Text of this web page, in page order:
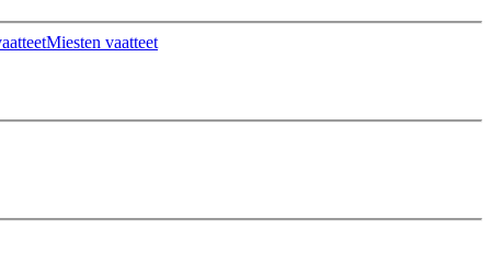
Miesten vaatteet